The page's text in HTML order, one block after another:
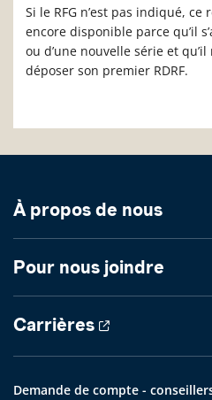
Si le RFG n’est pas indiqué, ce
encore disponible parce qu’il
ou d’une nouvelle série et
déposer son premier RDRF.
À propos de nous
Pour nous joindre
Carrières
Demande de compte -